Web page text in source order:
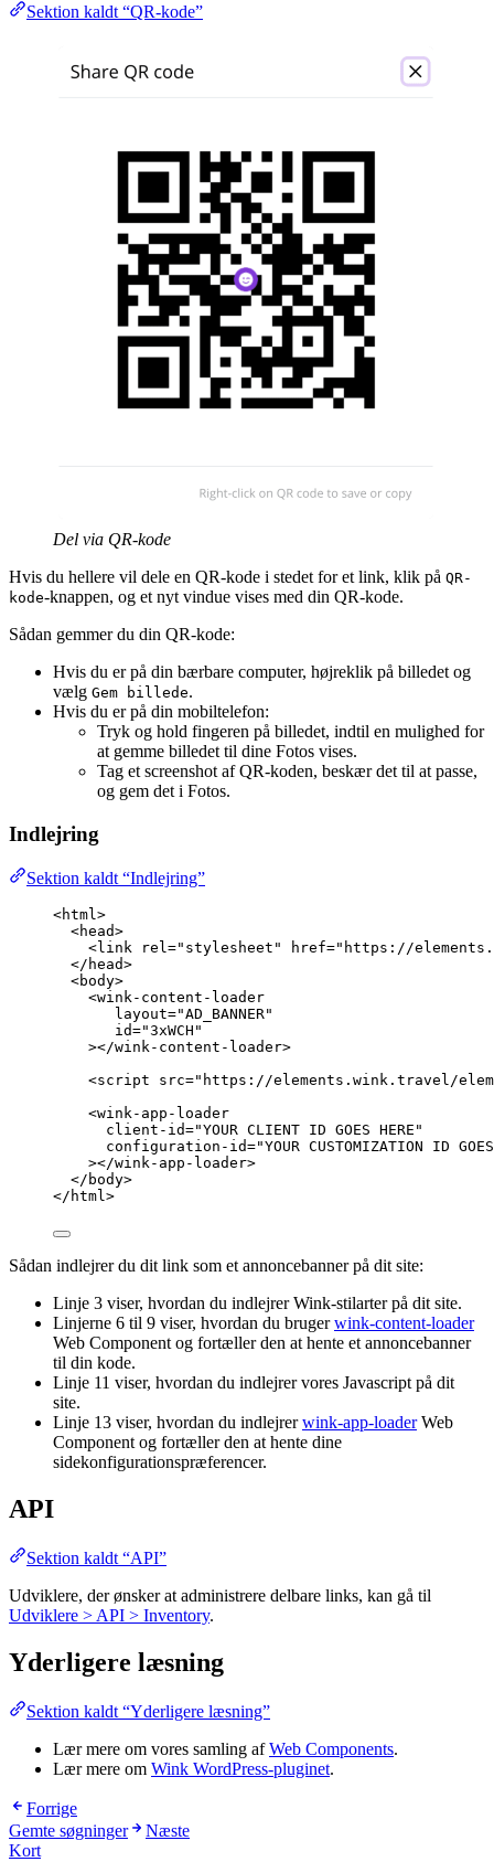
Sektion kaldt “QR-kode”
Del via QR-kode
Hvis du hellere vil dele en QR-kode i stedet for et link, klik på QR-
kode-knappen, og et nyt vindue vises med din QR-kode.
Sådan gemmer du din QR-kode:
Hvis du er på din bærbare computer, højreklik på billedet og
vælg Gem billede.
Hvis du er på din mobiltelefon:
Tryk og hold fingeren på billedet, indtil en mulighed for
at gemme billedet til dine Fotos vises.
Tag et screenshot af QR-koden, beskær det til at passe,
og gem det i Fotos.
Indlejring
Sektion kaldt “Indlejring”
<html>
<head>
<link rel=" stylesheet " href=" https://
</ head>
<body>
<wink-content-loader
layout="AD_BANNER"
id="3xWCH "
></wink-content-loader>
<script src=" https://elements.wink.travel/
<wink-app-loader
client-id="YOUR CLIENT ID GOES HERE "
configuration-id="YOUR CUSTOMIZATION ID
></wink-app-loader>
</ body>
</ html>
Sådan indlejrer du dit link som et annoncebanner på dit site:
Linje 3 viser, hvordan du indlejrer Wink-stilarter på dit site.
Linjerne 6 til 9 viser, hvordan du brugerwink-content-loader
Web Component og fortæller den at hente et annoncebanner
til din kode.
Linje 11 viser, hvordan du indlejrer vores Javascript på dit
site.
Linje 13 viser, hvordan du indlejrerwink-app-loaderWeb
Component og fortæller den at hente dine
sidekonfigurationspræferencer.
API
Sektion kaldt “API”
Udviklere, der ønsker at administrere delbare links, kan gå til
Udviklere > API > Inventory.
Yderligere læsning
Sektion kaldt “Yderligere læsning”
Lær mere om vores samling afWeb Components.
Lær mere om Wink WordPress-pluginet.
Forrige
Gemte søgninger
Næste
Kort